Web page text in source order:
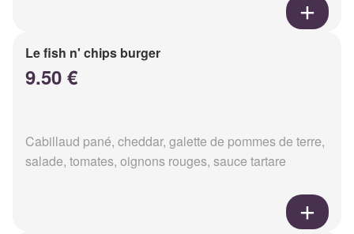
Le fish n' chips burger
9.50 €
Cabillaud pané, cheddar, galette de pommes de terre,
salade, tomates, oignons rouges, sauce tartare